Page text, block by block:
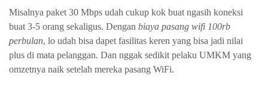
Misalnya paket 30 Mbps udah cukup kok buat ngasih koneksi
buat 3-5 orang sekaligus. Dengan biaya pasang wifi 100rb
perbulan, lo udah bisa dapet fasilitas keren yang bisa jadi nilai
plus di mata pelanggan. Dan nggak sedikit pelaku UMKM yang
omzetnya naik setelah mereka pasang WiFi.